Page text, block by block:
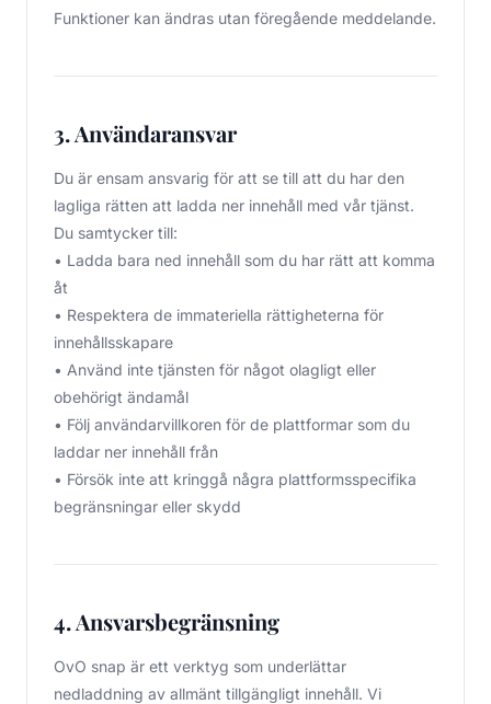
Funktioner kan ändras utan föregående meddelande.
3. Användaransvar
Du är ensam ansvarig för att se till att du har den
lagliga rätten att ladda ner innehåll med vår tjänst.
Du samtycker till:
• Ladda bara ned innehåll som du har rätt att komma
åt
• Respektera de immateriella rättigheterna för
innehållsskapare
• Använd inte tjänsten för något olagligt eller
obehörigt ändamål
• Följ användarvillkoren för de plattformar som du
laddar ner innehåll från
• Försök inte att kringgå några plattformsspecifika
begränsningar eller skydd
4. Ansvarsbegränsning
OvO snap är ett verktyg som underlättar
nedladdning av allmänt tillgängligt innehåll. Vi